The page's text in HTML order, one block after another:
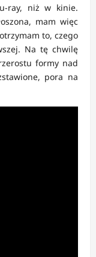
ray, niż w kinie.
mam więc
to, czego
Na tę chwilę
formy nad
pora na